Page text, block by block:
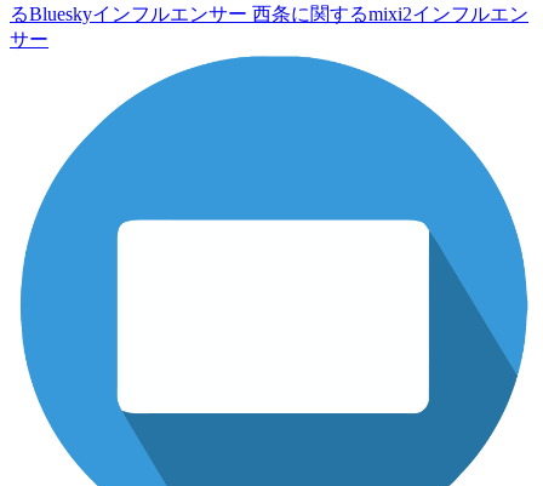
るBlueskyインフルエンサー 西条に関するmixi2インフルエン
サー